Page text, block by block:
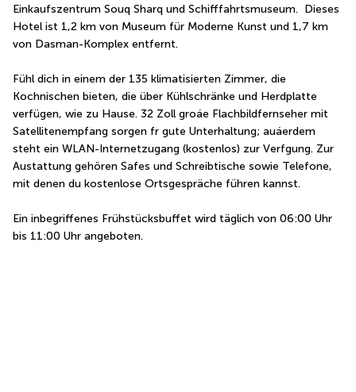
Einkaufszentrum Souq Sharq und Schifffahrtsmuseum.  Dieses
Hotel ist 1,2 km von Museum für Moderne Kunst und 1,7 km
von Dasman-Komplex entfernt.
Fühl dich in einem der 135 klimatisierten Zimmer, die
Kochnischen bieten, die über Kühlschränke und Herdplatte
verfügen, wie zu Hause. 32 Zoll groáe Flachbildfernseher mit
Satellitenempfang sorgen fr gute Unterhaltung; auáerdem
steht ein WLAN-Internetzugang (kostenlos) zur Verfgung. Zur
Austattung gehören Safes und Schreibtische sowie Telefone,
mit denen du kostenlose Ortsgespräche führen kannst.
Ein inbegriffenes Frühstücksbuffet wird täglich von 06:00 Uhr
bis 11:00 Uhr angeboten.